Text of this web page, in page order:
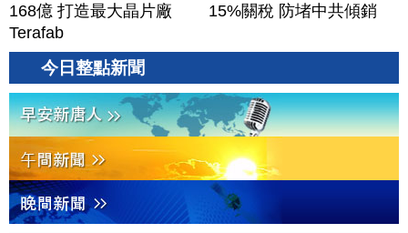
168億 打造最大晶片廠
Terafab
15%關稅 防堵中共傾銷
今日整點新聞